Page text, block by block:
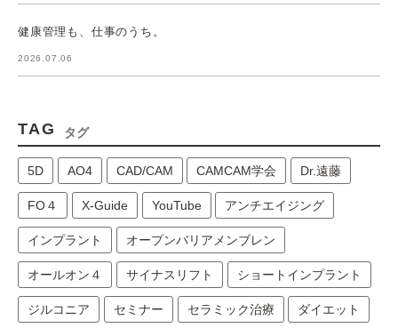
健康管理も、仕事のうち。
2026.07.06
TAG タグ
5D AO4 CAD/CAM CAMCAM学会 Dr.遠藤
FO４ X-Guide YouTube アンチエイジング
インプラント オープンバリアメンブレン
オールオン４ サイナスリフト ショートインプラント
ジルコニア セミナー セラミック治療 ダイエット